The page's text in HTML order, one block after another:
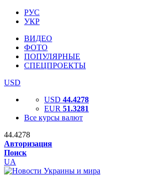
РУС
УКР
ВИДЕО
ФОТО
ПОПУЛЯРНЫЕ
СПЕЦПРОЕКТЫ
USD
USD 44.4278
EUR 51.3281
Все курсы валют
44.4278
Авторизация
Поиск
UA